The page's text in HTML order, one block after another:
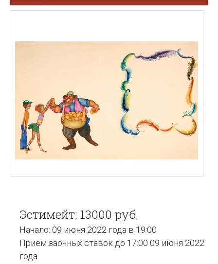
Эстимейт: 13000 руб.
Начало: 09 июня 2022 года в 19:00
Прием заочных ставок до 17:00 09 июня 2022
года